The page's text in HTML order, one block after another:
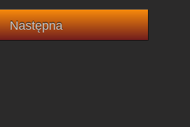
Następna